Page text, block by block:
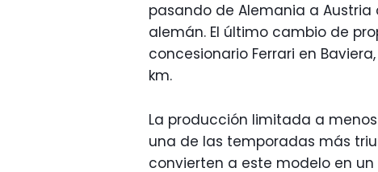
pasando de Alemania a
alemán. El último cambio de
concesionario Ferrari en
km.
La producción limitada a
una de las temporadas más
convierten a este modelo en